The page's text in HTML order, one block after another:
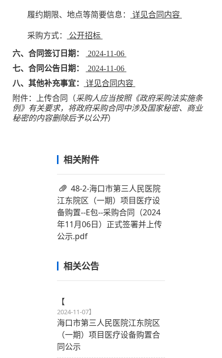
履约期限、地点等简要信息： 详见合同内容
采购方式： 公开招标
六、合同签订日期：
2024-11-06
七、合同公告日期：
2024-11-06
八、其他补充事宜：
详见合同内容
附件：上传合同（采购人应当按照《政府采购法实施条
例》有关要求，将政府采购合同中涉及国家秘密、商业
秘密的内容删除后予以公开）
相关附件
48-2-海口市第三人民医院
江东院区（一期）项目医疗设
备购置--E包--采购合同（2024
年11月06日）正式签署并上传
公示.pdf
相关公告
【
2024-11-07】
海口市第三人民医院江东院区
（一期）项目医疗设备购置合
同公示